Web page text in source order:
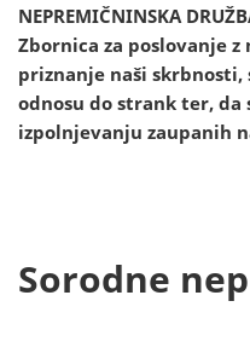
NEPREMIČNINSKA
Zbornica za poslovanje
priznanje naši
odnosu do strank ter,
izpolnjevanju zaupanih
Sorodne